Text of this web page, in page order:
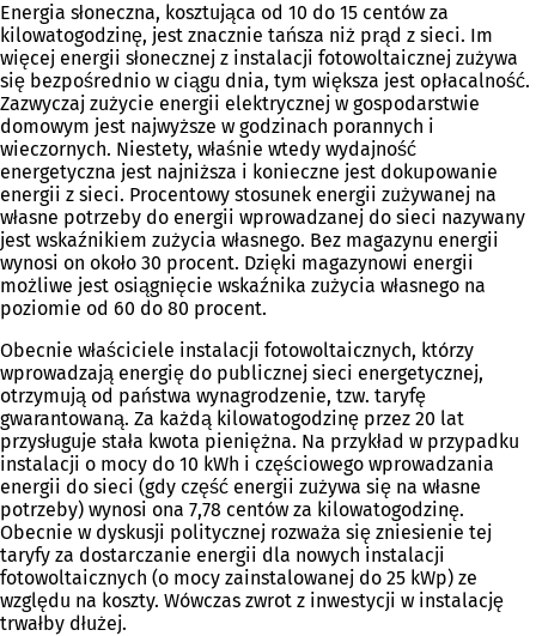
Energia słoneczna, kosztująca od 10 do 15 centów za
kilowatogodzinę, jest znacznie tańsza niż prąd z sieci. Im
więcej energii słonecznej z instalacji fotowoltaicznej zużywa
się bezpośrednio w ciągu dnia, tym większa jest opłacalność.
Zazwyczaj zużycie energii elektrycznej w gospodarstwie
domowym jest najwyższe w godzinach porannych i
wieczornych. Niestety, właśnie wtedy wydajność
energetyczna jest najniższa i konieczne jest dokupowanie
energii z sieci. Procentowy stosunek energii zużywanej na
własne potrzeby do energii wprowadzanej do sieci nazywany
jest wskaźnikiem zużycia własnego. Bez magazynu energii
wynosi on około 30 procent. Dzięki magazynowi energii
możliwe jest osiągnięcie wskaźnika zużycia własnego na
poziomie od 60 do 80 procent.
Obecnie właściciele instalacji fotowoltaicznych, którzy
wprowadzają energię do publicznej sieci energetycznej,
otrzymują od państwa wynagrodzenie, tzw. taryfę
gwarantowaną. Za każdą kilowatogodzinę przez 20 lat
przysługuje stała kwota pieniężna. Na przykład w przypadku
instalacji o mocy do 10 kWh i częściowego wprowadzania
energii do sieci (gdy część energii zużywa się na własne
potrzeby) wynosi ona 7,78 centów za kilowatogodzinę.
Obecnie w dyskusji politycznej rozważa się zniesienie tej
taryfy za dostarczanie energii dla nowych instalacji
fotowoltaicznych (o mocy zainstalowanej do 25 kWp) ze
względu na koszty. Wówczas zwrot z inwestycji w instalację
trwałby dłużej.